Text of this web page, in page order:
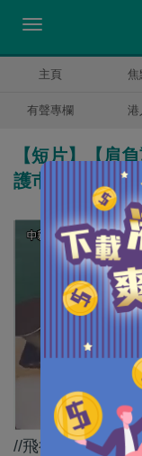
主頁 焦
有聲專欄 港
【短片】【肩
護巿民 總監胡
//飛行服務隊嘅工